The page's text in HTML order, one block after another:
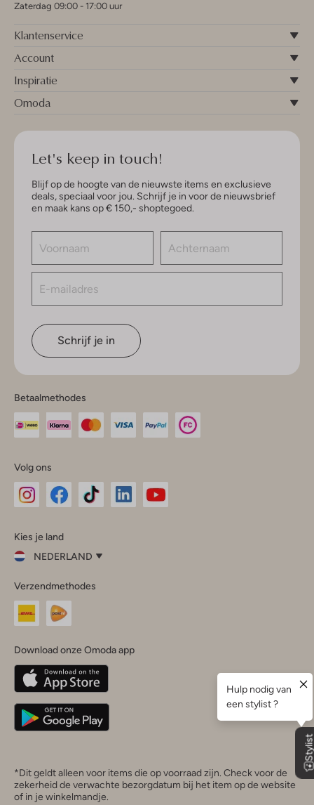
Zaterdag 09:00 - 17:00 uur
Klantenservice
Account
Inspiratie
Omoda
Let's keep in touch!
Blijf op de hoogte van de nieuwste items en exclusieve
deals, speciaal voor jou. Schrijf je in voor de nieuwsbrief
en maak kans op € 150,- shoptegoed.
Schrijf je in
Betaalmethodes
Volg ons
InstagramFacebook
Kies je land
NEDERLAND
je
land
Nederland
Belgique(Français)
Deutschland
Verzendmethodes
Download onze Omoda app
*Dit geldt alleen voor items die op voorraad zijn. Check voor de
zekerheid de verwachte bezorgdatum bij het item op de website
of in je winkelmandje.